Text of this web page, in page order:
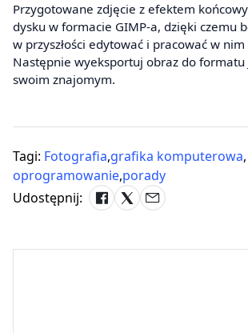
Przygotowane zdjęcie z efektem
dysku w formacie GIMP-a, dzięki czemu
w przyszłości edytować i pracować w
Następnie wyeksportuj obraz do formatu
swoim znajomym.
Tagi: Fotografia,grafika komputerowa,
oprogramowanie,porady
Udostępnij: